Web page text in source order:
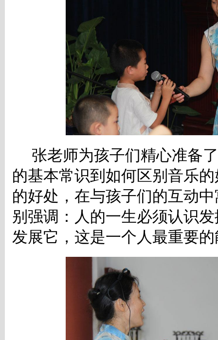
张老师为孩子们精心准备
的基本常识到如何区别音乐
的好处，在与孩子们的互动
别强调：人的一生必须认识
发展它，这是一个人最重要